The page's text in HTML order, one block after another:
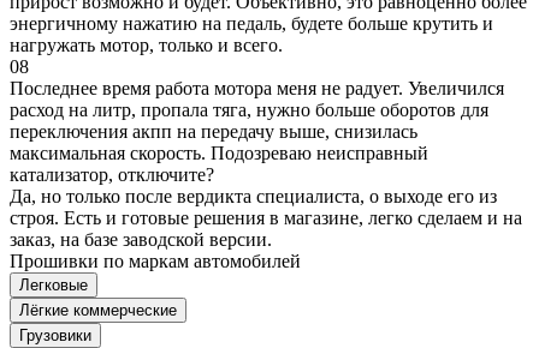
энергичному нажатию на педаль, будете больше крутить и
нагружать мотор, только и всего.
08
Последнее время работа мотора меня не радует. Увеличился
расход на литр, пропала тяга, нужно больше оборотов для
переключения акпп на передачу выше, снизилась
максимальная скорость. Подозреваю неисправный
катализатор, отключите?
Да, но только после вердикта специалиста, о выходе его из
строя. Есть и готовые решения в магазине, легко сделаем и на
заказ, на базе заводской версии.
Прошивки по маркам автомобилей
Легковые
Лёгкие коммерческие
Грузовики